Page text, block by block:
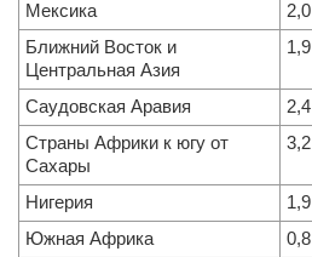
Мексика
2,0
Ближний Восток и
Центральная Азия
1,9
Саудовская Аравия 2,4
Страны Африки к югу от
Сахары
3,2
Нигерия 1,9
Южная Африка
0,8